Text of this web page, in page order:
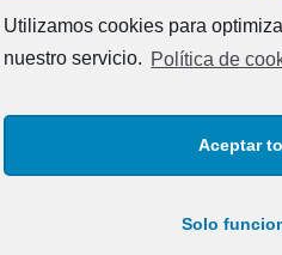
Utilizamos cookies para
nuestro servicio. Política de
Aceptar
Solo